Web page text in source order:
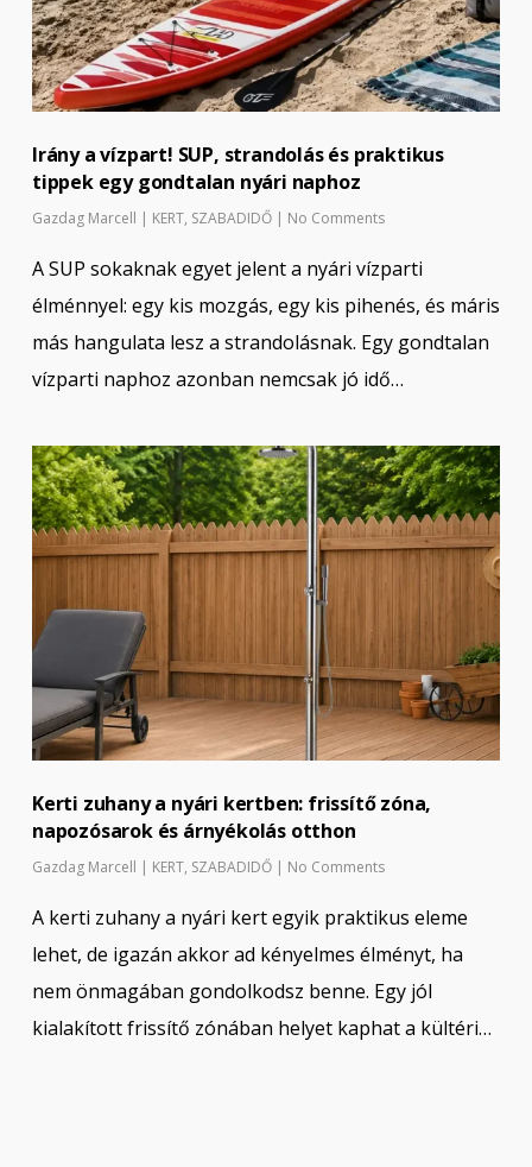
Irány a vízpart! SUP, strandolás és praktikus
tippek egy gondtalan nyári naphoz
Gazdag Marcell | KERT, SZABADIDŐ | No Comments
A SUP sokaknak egyet jelent a nyári vízparti
élménnyel: egy kis mozgás, egy kis pihenés, és máris
más hangulata lesz a strandolásnak. Egy gondtalan
vízparti naphoz azonban nemcsak jó idő…
Kerti zuhany a nyári kertben: frissítő zóna,
napozósarok és árnyékolás otthon
Gazdag Marcell | KERT, SZABADIDŐ | No Comments
A kerti zuhany a nyári kert egyik praktikus eleme
lehet, de igazán akkor ad kényelmes élményt, ha
nem önmagában gondolkodsz benne. Egy jól
kialakított frissítő zónában helyet kaphat a kültéri…